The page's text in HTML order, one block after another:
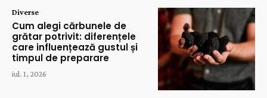
Diverse
Cum alegi cărbunele de
grătar potrivit: diferențele
care influențează gustul și
timpul de preparare
iul. 1, 2026